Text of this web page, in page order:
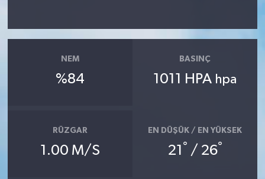
NEM
%84
BASINÇ
1011 HPA hpa
RÜZGAR
1.00 M/S
EN DÜŞÜK / EN YÜKSEK
21 ° / 26°